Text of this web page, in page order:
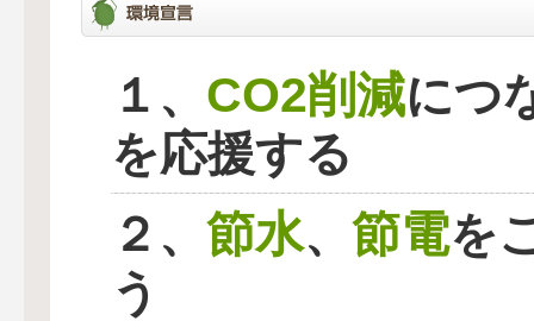
１、 CO2削減につ
を応援する
２、 節水、 節電を
う